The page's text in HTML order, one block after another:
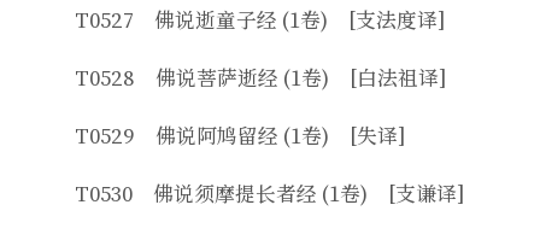
T0527 佛说逝童子经 (1卷) [支法度译]
T0528 佛说菩萨逝经 (1卷) [白法祖译]
T0529 佛说阿鸠留经 (1卷) [失译]
T0530 佛说须摩提长者经 (1卷) [支谦译]